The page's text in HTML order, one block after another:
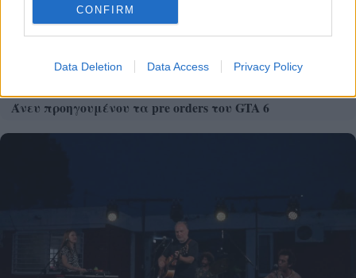
CONFIRM
Data Deletion Data Access Privacy Policy
Άνευ προηγουμένου τα pre orders του GTA 6